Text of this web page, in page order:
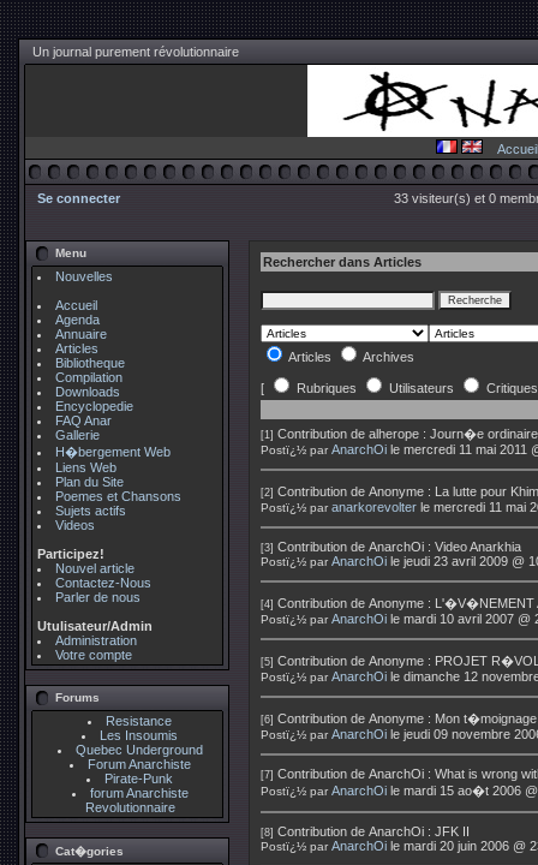
Un journal purement révolutionnaire
Accueil
Se connecter 33 visiteur(s) et 0
Menu
Nouvelles
Accueil
Agenda
Annuaire
Articles
Bibliotheque
Compilation
Downloads
Encyclopedie
FAQ Anar
Gallerie
H�bergement Web
Liens Web
Plan du Site
Poemes et Chansons
Sujets actifs
Videos
Participez!
Nouvel article
Contactez-Nous
Parler de nous
Utulisateur/Admin
Administration
Votre compte
Forums
Resistance
Les Insoumis
Quebec Underground
Forum Anarchiste
Pirate-Punk
forum Anarchiste
Revolutionnaire
Cat�gories
Rechercher dans Articles
Articles Archives
[ Rubriques Utilisateurs
[1] Contribution de alherope : Journ�e
Postï¿½ par AnarchOi le mercredi 11 mai 2011
[2] Contribution de Anonyme : La lutte pour
Postï¿½ par anarkorevolter le mercredi 11 mai
[3] Contribution de AnarchOi : Video Anarkhia
Postï¿½ par AnarchOi le jeudi 23 avril 2009 @
[4] Contribution de Anonyme : L'�V�NEMENT
Postï¿½ par AnarchOi le mardi 10 avril 2007 @
[5] Contribution de Anonyme : PROJET
Postï¿½ par AnarchOi le dimanche 12
[6] Contribution de Anonyme : Mon
Postï¿½ par AnarchOi le jeudi 09 novembre
[7] Contribution de AnarchOi : What is wrong
Postï¿½ par AnarchOi le mardi 15 ao�t 2006
[8] Contribution de AnarchOi : JFK II
Postï¿½ par AnarchOi le mardi 20 juin 2006 @